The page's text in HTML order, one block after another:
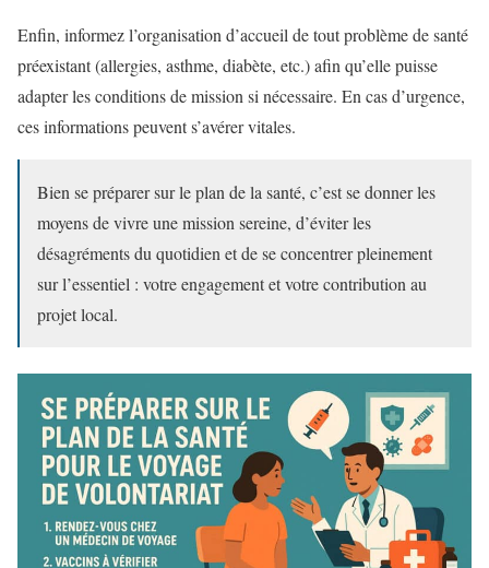
Enfin, informez l’organisation d’accueil de tout problème de santé
préexistant (allergies, asthme, diabète, etc.) afin qu’elle puisse
adapter les conditions de mission si nécessaire. En cas d’urgence,
ces informations peuvent s’avérer vitales.
Bien se préparer sur le plan de la santé, c’est se donner les
moyens de vivre une mission sereine, d’éviter les
désagréments du quotidien et de se concentrer pleinement
sur l’essentiel : votre engagement et votre contribution au
projet local.